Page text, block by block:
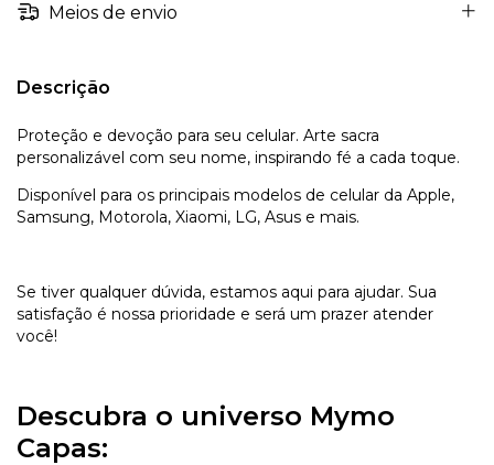
Meios de envio
Descrição
Proteção e devoção para seu celular. Arte sacra
personalizável com seu nome, inspirando fé a cada toque.
Disponível para os principais modelos de celular da Apple,
Samsung, Motorola, Xiaomi, LG, Asus e mais.
Se tiver qualquer dúvida, estamos aqui para ajudar. Sua
satisfação é nossa prioridade e será um prazer atender
você!
Descubra o universo Mymo
Capas: